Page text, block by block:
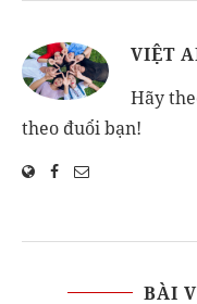
VIỆT
Hãy
theo đuổi bạn!
BÀI